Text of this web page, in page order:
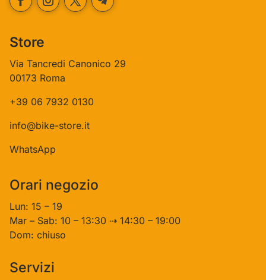
Store
Via Tancredi Canonico 29
00173 Roma
+39 06 7932 0130
info@bike-store.it
WhatsApp
Orari negozio
Lun: 15 – 19
Mar – Sab: 10 – 13:30 ⇢ 14:30 – 19:00
Dom: chiuso
Servizi